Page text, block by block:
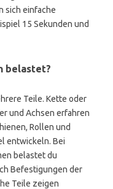
sich einfache
15 Sekunden und
belastet?
Teile. Kette oder
und Achsen erfahren
Rollen und
entwickeln. Bei
belastet du
Befestigungen der
Teile zeigen